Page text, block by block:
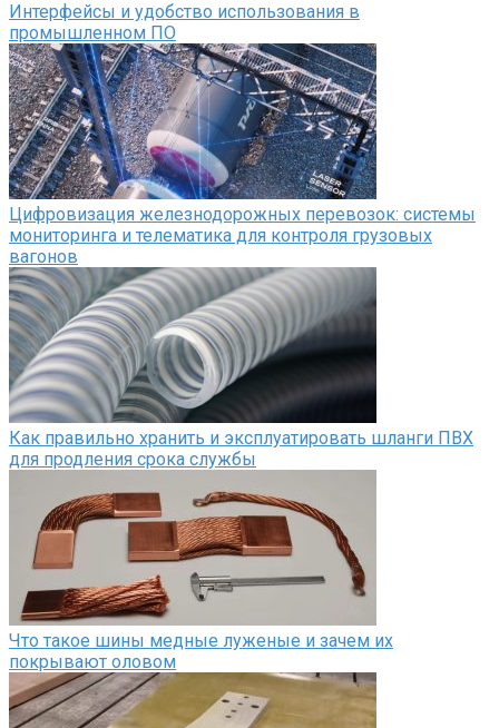
Интерфейсы и удобство использования в
промышленном ПО
Цифровизация железнодорожных перевозок: системы
мониторинга и телематика для контроля грузовых
вагонов
Как правильно хранить и эксплуатировать шланги ПВХ
для продления срока службы
Что такое шины медные луженые и зачем их
покрывают оловом